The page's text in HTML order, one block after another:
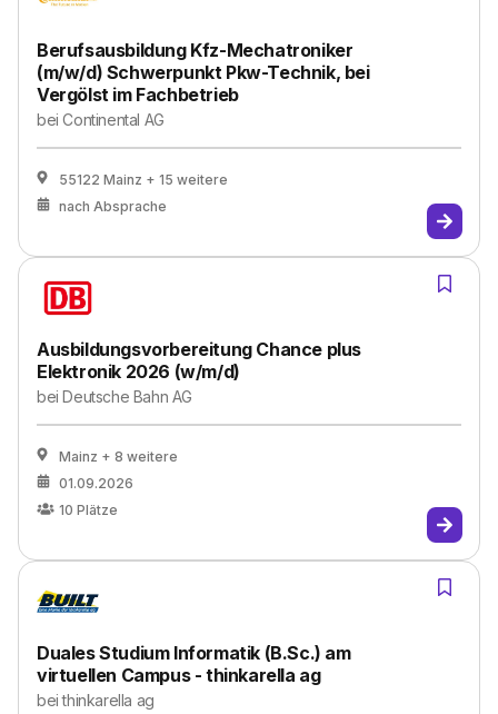
Berufsausbildung Kfz-Mechatroniker
(m/w/d) Schwerpunkt Pkw-Technik, bei
Vergölst im Fachbetrieb
beiContinental AG
55122 Mainz + 15 weitere
nach Absprache
Ausbildungsvorbereitung Chance plus
Elektronik 2026 (w/m/d)
beiDeutsche Bahn AG
Mainz + 8 weitere
01.09.2026
10 Plätze
Duales Studium Informatik (B.Sc.) am
virtuellen Campus - thinkarella ag
beithinkarella ag